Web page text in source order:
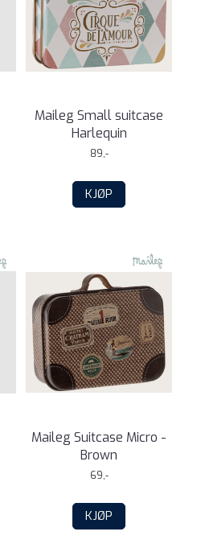
Maileg Small suitcase
Harlequin
89,-
KJØP
Maileg Suitcase Micro -
Brown
69,-
KJØP